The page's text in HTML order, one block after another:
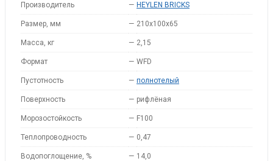
Производитель — HEYLEN BRICKS
Размер, мм — 210x100x65
Масса, кг — 2,15
Формат — WFD
Пустотность — полнотелый
Поверхность — рифлёная
Морозостойкость — F100
Теплопроводность — 0,47
Водопоглощение, % — 14,0